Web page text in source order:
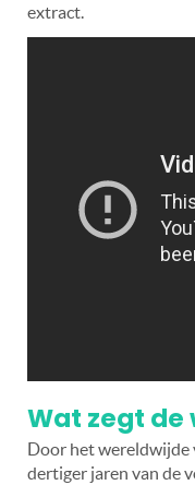
extract.
Wat zegt de
Door het wereldwijde
dertiger jaren van de